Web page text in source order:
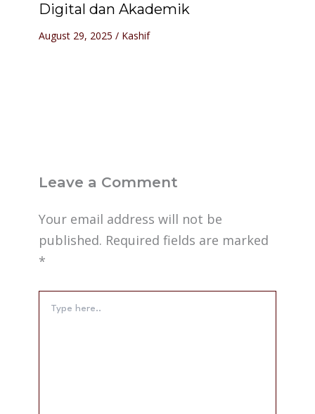
Digital dan Akademik
August 29, 2025 / Kashif
Leave a Comment
Your email address will not be
published. Required fields are marked
*
here..